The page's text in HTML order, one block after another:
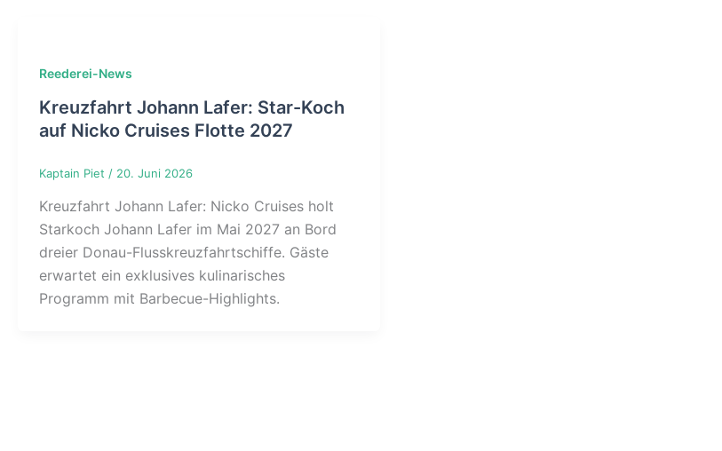
Reederei-News
Kreuzfahrt Johann Lafer: Star-Koch
auf Nicko Cruises Flotte 2027
Kaptain Piet / 20. Juni 2026
Kreuzfahrt Johann Lafer: Nicko Cruises holt
Starkoch Johann Lafer im Mai 2027 an Bord
dreier Donau-Flusskreuzfahrtschiffe. Gäste
erwartet ein exklusives kulinarisches
Programm mit Barbecue-Highlights.